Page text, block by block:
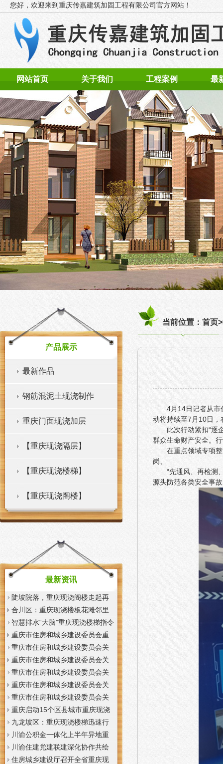
您好，欢迎来到重庆传嘉建筑加固工程有限公司官方网站！
网站首页 关于我们 工程案例 最
产品展示
最新作品
钢筋混泥土现浇制作
重庆门面现浇加层
【重庆现浇隔层】
【重庆现浇楼梯】
【重庆现浇阁楼】
最新资讯
陡坡院落，重庆现浇阁楼走起再
也不慌了——山城重庆无障碍环
境建设有了新解法
合川区：重庆现浇楼板花滩邻里
中心获央视聚焦报道
智慧排水“大脑”重庆现浇楼梯指令
一发抢险队伍顷刻到位
重庆市住房和城乡建设委员会重
庆市城市管理局关于印发重庆市
租赁住房有关标准的重庆现浇楼
梯通知
重庆市住房和城乡建设委员会关
于征求《装配式混凝土少支撑免
支撑系统表示方法及示例（征求
意见稿）》意见的重庆现浇公司
通知
重庆市住房和城乡建设委员会关
于重庆梦之域建筑工程有限公司
等8家建筑业企业资质证书换领的
重庆门面现浇加层公告
重庆市住房和城乡建设委员会关
于公布2026年第7批建筑施工安管
人员安全生产考核合格证书名单
的重庆门面现浇加层公告
重庆市住房和城乡建设委员会关
于公布2026年第21批建筑施工特
种作业人员操作资格证书名单的
重庆门面现浇加层公告
重庆市住房和城乡建设委员会关
于公布2026年第九批建设工程勘
察设计企业资质名单的重庆现浇
通知
重庆启动15个区县城市重庆现浇
楼梯内涝灾害Ⅳ级防御响应
九龙坡区：重庆现浇楼梯迅速行
动筑牢强降雨安全防线
川渝公积金一体化上半年异地重
庆现浇隔层贷款突破7.48亿元
川渝住建党建联建深化协作共绘
巴蜀大美村景宜居新画卷
住房城乡建设厅召开全省重庆现
当前位置：首页
4月14日记者从市
动将持续至7月10日
此次行动紧扣“逐
群众生命财产安全。
在重点领域专项
岗、
“先通风、再检测
源头防范各类安全事